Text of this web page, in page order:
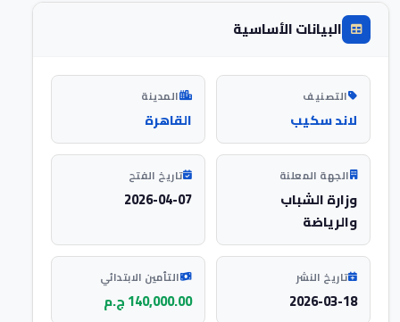
البيانات الأساسية
التصنيف
لاند سكيب
المدينة
القاهرة
الجهة المعلنة
وزارة الشباب
والرياضة
تاريخ الفتح
2026-04-07
تاريخ النشر
2026-03-18
التأمين الابتدائي
140,000.00 ج.م